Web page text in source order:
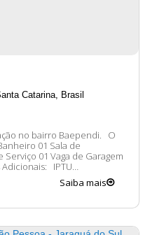
Catarina Brasil
no bairro Baependi. O
Serviço 01 Vaga de Garagem
felizes em lhe
Saiba mais